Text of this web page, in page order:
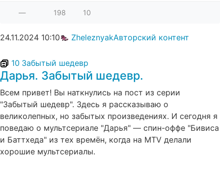
— 198 10
24.11.2024 10:10 ZheleznyakАвторский контент
10 Забытый шедевр
Дарья. Забытый шедевр.
Всем привет! Вы наткнулись на пост из серии
"Забытый шедевр". Здесь я рассказываю о
великолепных, но забытых произведениях. И сегодня я
поведаю о мультсериале "Дарья" — спин-оффе "Бивиса
и Баттхеда" из тех времён, когда на MTV делали
хорошие мультсериалы.